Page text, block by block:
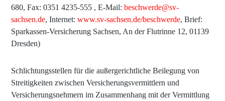
680, Fax: 0351 4235-555 , E-Mail:beschwerde@sv-
sachsen.de, Internet:www.sv-sachsen.de/beschwerde, Brief:
Sparkassen-Versicherung Sachsen, An der Flutrinne 12, 01139
Dresden)
Schlichtungsstellen für die außergerichtliche Beilegung von
Streitigkeiten zwischen Versicherungsvermittlern und
Versicherungsnehmern im Zusammenhang mit der Vermittlung